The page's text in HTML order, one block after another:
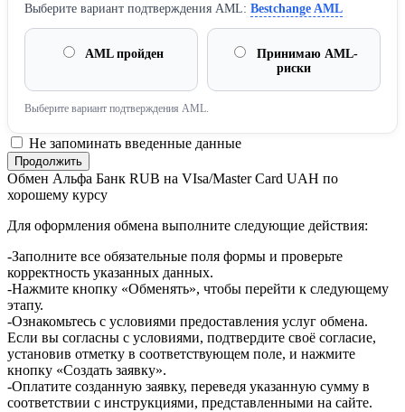
Выберите вариант подтверждения AML: Bestchange AML
AML пройден
Принимаю AML-
риски
Выберите вариант подтверждения AML.
Не запоминать введенные данные
Обмен Альфа Банк RUB на VIsa/Master Card UAH по
хорошему курсу
Для оформления обмена выполните следующие действия:
-Заполните все обязательные поля формы и проверьте
корректность указанных данных.
-Нажмите кнопку «Обменять», чтобы перейти к следующему
этапу.
-Ознакомьтесь с условиями предоставления услуг обмена.
Если вы согласны с условиями, подтвердите своё согласие,
установив отметку в соответствующем поле, и нажмите
кнопку «Создать заявку».
-Оплатите созданную заявку, переведя указанную сумму в
соответствии с инструкциями, представленными на сайте.